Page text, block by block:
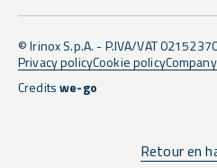
© Irinox S.p.A. - P.IVA/VAT
Privacy policyCookie policy
Creditswe-go
Retour en